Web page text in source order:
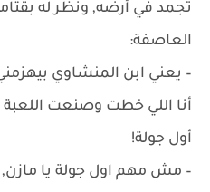
تجمد في أرضه, ونظر له
العاصفة:
– يعني ابن المنشاوي
أنا اللي خطت وصنعت
أول جولة!
– مش مهم اول جولة يا مازن,